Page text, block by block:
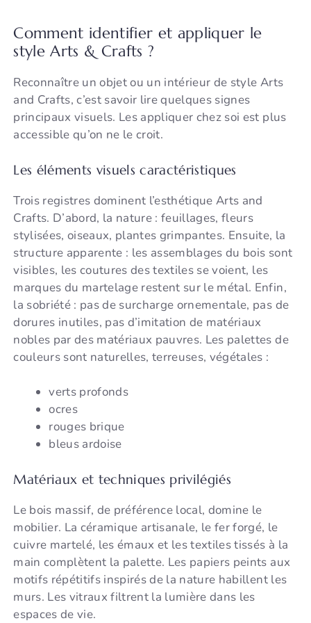
Comment identifier et appliquer le
style Arts & Crafts ?
Reconnaître un objet ou un intérieur de style Arts
and Crafts, c’est savoir lire quelques signes
principaux visuels. Les appliquer chez soi est plus
accessible qu’on ne le croit.
Les éléments visuels caractéristiques
Trois registres dominent l’esthétique Arts and
Crafts. D’abord, la nature : feuillages, fleurs
stylisées, oiseaux, plantes grimpantes. Ensuite, la
structure apparente : les assemblages du bois sont
visibles, les coutures des textiles se voient, les
marques du martelage restent sur le métal. Enfin,
la sobriété : pas de surcharge ornementale, pas de
dorures inutiles, pas d’imitation de matériaux
nobles par des matériaux pauvres. Les palettes de
couleurs sont naturelles, terreuses, végétales :
verts profonds
ocres
rouges brique
bleus ardoise
Matériaux et techniques privilégiés
Le bois massif, de préférence local, domine le
mobilier. La céramique artisanale, le fer forgé, le
cuivre martelé, les émaux et les textiles tissés à la
main complètent la palette. Les papiers peints aux
motifs répétitifs inspirés de la nature habillent les
murs. Les vitraux filtrent la lumière dans les
espaces de vie.